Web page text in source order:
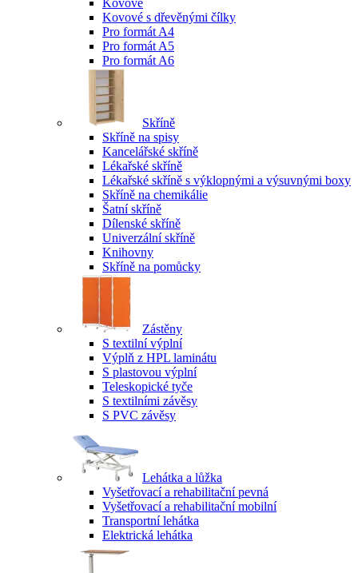
Kovové
Kovové s dřevěnými čílky
Pro formát A4
Pro formát A5
Pro formát A6
Skříně
Skříně na spisy
Kancelářské skříně
Lékařské skříně
Lékařské skříně s výklopnými a výsuvnými boxy
Skříně na chemikálie
Šatní skříně
Dílenské skříně
Univerzální skříně
Knihovny
Skříně na pomůcky
Zástěny
S textilní výplní
Výplň z HPL laminátu
S plastovou výplní
Teleskopické tyče
S textilními závěsy
S PVC závěsy
Lehátka a lůžka
Vyšetřovací a rehabilitační pevná
Vyšetřovací a rehabilitační mobilní
Transportní lehátka
Elektrická lehátka